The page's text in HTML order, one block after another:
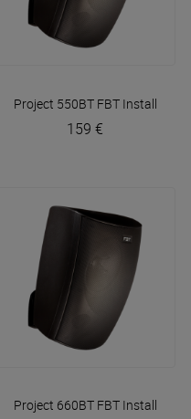
Project 550BT FBT Install
159 €
Project 660BT FBT Install